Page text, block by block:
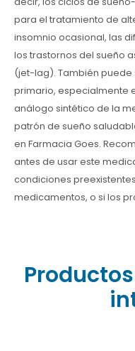
para el tratamiento de
insomnio ocasional, las
los trastornos del sueño
(jet-lag). También puede
primario, especialmente
análogo sintético de la
patrón de sueño
en Farmacia Goes.
antes de usar este
condiciones
medicamentos, o si los